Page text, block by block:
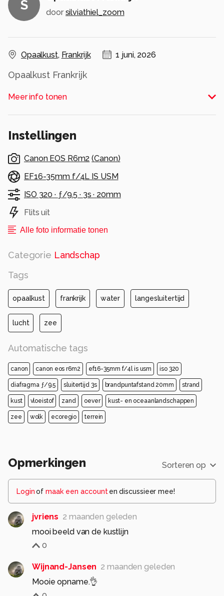
S door silviathiel_zoom
Opaalkust, Frankrijk 1 juni, 2026
Opaalkust Frankrijk
Alle rechten voorbehouden
Meer info tonen
Instellingen
Canon EOS R6m2 (Canon)
EF16-35mm f/4L IS USM
ISO 320 · ƒ/9.5 · 3s · 20mm
Flits uit
Alle foto informatie tonen
Categorie Landschap
Tags
opaalkust frankrijk water langesluitertijd
lucht zee
Automatische tags
canon canon eos r6m2 ef16-35mm f/4l is usm iso 320
diafragma ƒ/9.5 sluitertijd 3s brandpuntafstand 20mm strand
kust vloeistof zand oever kust- en oceaanlandschappen
zee wolk ecoregio terrein
Opmerkingen Sorteren op
Loginof maak een account en discussieer mee!
jvriens 2 maanden geleden
mooi beeld van de kustlijn
0
Wijnand-Jansen 2 maanden geleden
Mooie opname.👌